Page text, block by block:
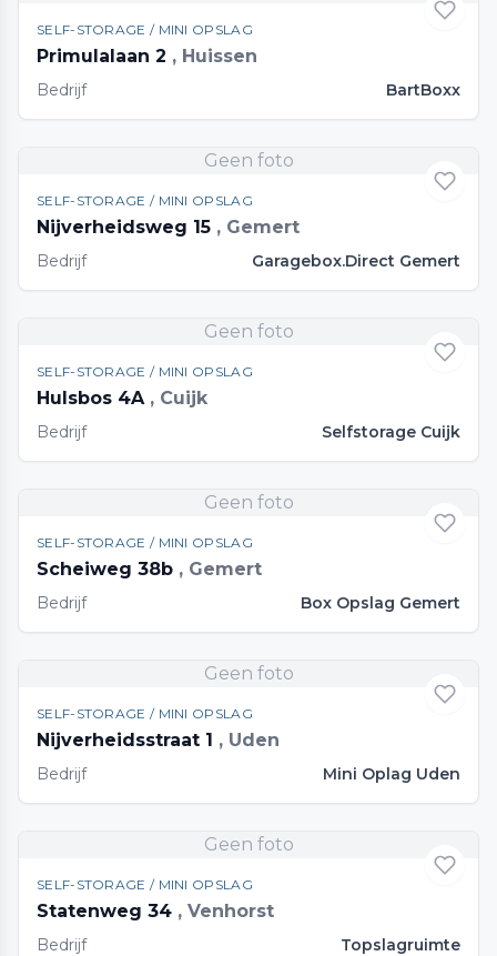
SELF-STORAGE / MINI OPSLAG
Primulalaan 2 , Huissen
Bedrijf BartBoxx
Geen foto
SELF-STORAGE / MINI OPSLAG
Nijverheidsweg 15 , Gemert
Bedrijf Garagebox.Direct Gemert
Geen foto
SELF-STORAGE / MINI OPSLAG
Hulsbos 4A , Cuijk
Bedrijf Selfstorage Cuijk
Geen foto
SELF-STORAGE / MINI OPSLAG
Scheiweg 38b , Gemert
Bedrijf Box Opslag Gemert
Geen foto
SELF-STORAGE / MINI OPSLAG
Nijverheidsstraat 1 , Uden
Bedrijf Mini Oplag Uden
Geen foto
SELF-STORAGE / MINI OPSLAG
Statenweg 34 , Venhorst
Bedrijf Topslagruimte